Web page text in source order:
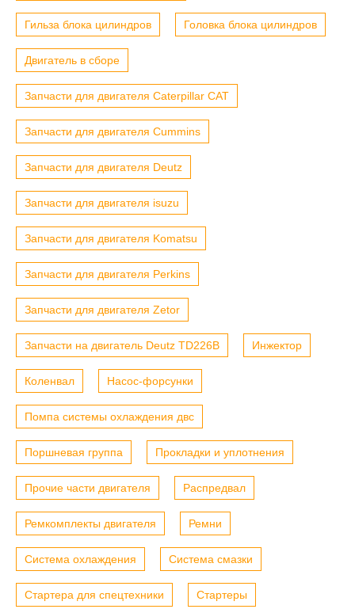
Гильза блока цилиндров Головка блока цилиндров
Двигатель в сборе
Запчасти для двигателя Caterpillar CAT
Запчасти для двигателя Cummins
Запчасти для двигателя Deutz
Запчасти для двигателя isuzu
Запчасти для двигателя Komatsu
Запчасти для двигателя Perkins
Запчасти для двигателя Zetor
Запчасти на двигатель Deutz TD226B Инжектор
Коленвал Насос-форсунки
Помпа системы охлаждения двс
Поршневая группа Прокладки и уплотнения
Прочие части двигателя Распредвал
Ремкомплекты двигателя Ремни
Система охлаждения Система смазки
Стартера для спецтехники Стартеры